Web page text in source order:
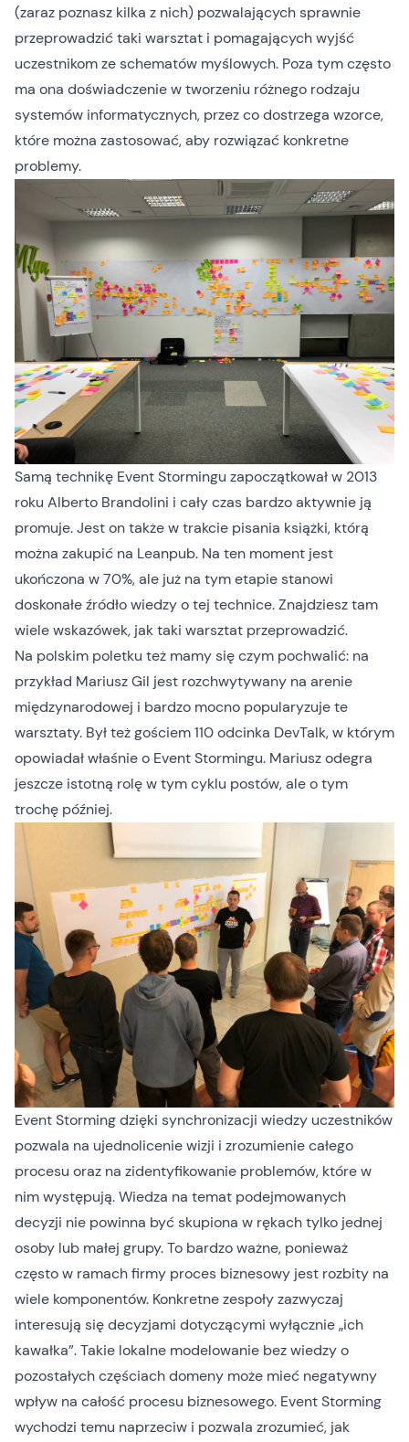
(zaraz poznasz kilka z nich) pozwalających sprawnie
przeprowadzić taki warsztat i pomagających wyjść
uczestnikom ze schematów myślowych. Poza tym często
ma ona doświadczenie w tworzeniu różnego rodzaju
systemów informatycznych, przez co dostrzega wzorce,
które można zastosować, aby rozwiązać konkretne
problemy.
Samą technikę Event Stormingu zapoczątkował w 2013
roku Alberto Brandolini i cały czas bardzo aktywnie ją
promuje. Jest on także w trakcie pisania książki, którą
można zakupić na Leanpub. Na ten moment jest
ukończona w 70%, ale już na tym etapie stanowi
doskonałe źródło wiedzy o tej technice. Znajdziesz tam
wiele wskazówek, jak taki warsztat przeprowadzić.
Na polskim poletku też mamy się czym pochwalić: na
przykład Mariusz Gil jest rozchwytywany na arenie
międzynarodowej i bardzo mocno popularyzuje te
warsztaty. Był też gościem110 odcinka DevTalk, w którym
opowiadał właśnie o Event Stormingu. Mariusz odegra
jeszcze istotną rolę w tym cyklu postów, ale o tym
trochę później.
Event Storming dzięki synchronizacji wiedzy uczestników
pozwala na ujednolicenie wizji i zrozumienie całego
procesu oraz na zidentyfikowanie problemów, które w
nim występują. Wiedza na temat podejmowanych
decyzji nie powinna być skupiona w rękach tylko jednej
osoby lub małej grupy. To bardzo ważne, ponieważ
często w ramach firmy proces biznesowy jest rozbity na
wiele komponentów. Konkretne zespoły zazwyczaj
interesują się decyzjami dotyczącymi wyłącznie „ich
kawałka”. Takie lokalne modelowanie bez wiedzy o
pozostałych częściach domeny może mieć negatywny
wpływ na całość procesu biznesowego. Event Storming
wychodzi temu naprzeciw i pozwala zrozumieć, jak